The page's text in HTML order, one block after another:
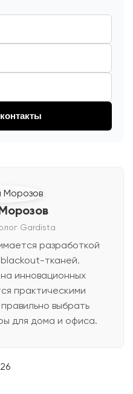
Gardista
разработкой
тканей.
инновационных
практическими
выбрать
для дома и офиса.